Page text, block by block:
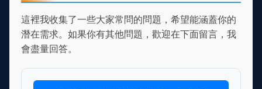
這裡我收集了一些大家常問的問題，希望能涵蓋你的
潛在需求。如果你有其他問題，歡迎在下面留言，我
會盡量回答。